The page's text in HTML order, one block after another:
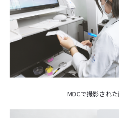
MDCで撮影され